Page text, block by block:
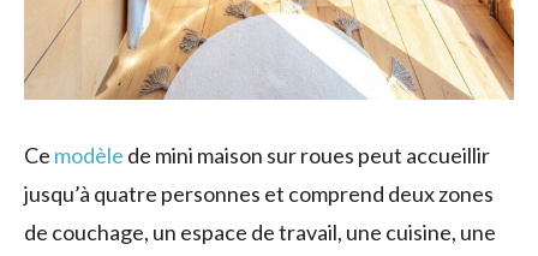
Ce modèle de mini maison sur roues peut accueillir
jusqu’à quatre personnes et comprend deux zones
de couchage, un espace de travail, une cuisine, une